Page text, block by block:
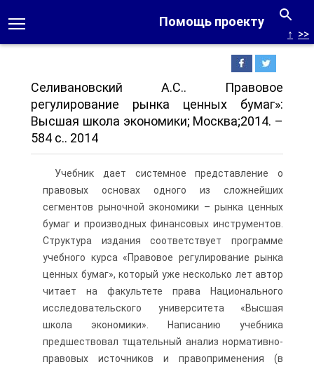
Помощь проекту
↑ >>
Селивановский А.С.. Правовое
регулирование рынка ценных бумаг»:
Высшая школа экономики; Москва;2014. –
584 с.. 2014
Учебник дает системное представление о
правовых основах одного из сложнейших
сегментов рыночной экономики – рынка ценных
бумаг и производных финансовых инструментов.
Структура издания соответствует программе
учебного курса «Правовое регулирование рынка
ценных бумаг», который уже несколько лет автор
читает на факультете права Национального
исследовательского университета «Высшая
школа экономики». Написанию учебника
предшествовал тщательный анализ нормативно-
правовых источников и правоприменения (в